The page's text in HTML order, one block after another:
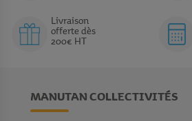
Livraison
offerte dès
200€ HT
MANUTAN COLLECTIVITÉS